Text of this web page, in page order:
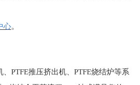
心。
PTFE推压挤出机、 PTFE烧结炉等系